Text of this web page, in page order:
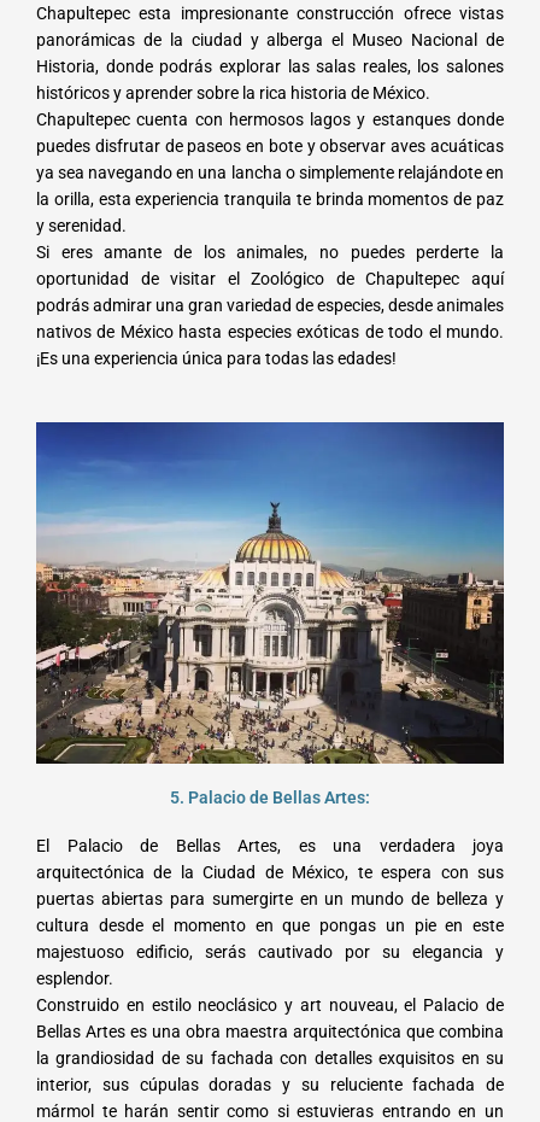
Chapultepec esta impresionante construcción ofrece vistas
panorámicas de la ciudad y alberga el Museo Nacional de
Historia, donde podrás explorar las salas reales, los salones
históricos y aprender sobre la rica historia de México.
Chapultepec cuenta con hermosos lagos y estanques donde
puedes disfrutar de paseos en bote y observar aves acuáticas
ya sea navegando en una lancha o simplemente relajándote en
la orilla, esta experiencia tranquila te brinda momentos de paz
y serenidad.
Si eres amante de los animales, no puedes perderte la
oportunidad de visitar el Zoológico de Chapultepec aquí
podrás admirar una gran variedad de especies, desde animales
nativos de México hasta especies exóticas de todo el mundo.
¡Es una experiencia única para todas las edades!
5. Palacio de Bellas Artes:
El Palacio de Bellas Artes, es una verdadera joya
arquitectónica de la Ciudad de México, te espera con sus
puertas abiertas para sumergirte en un mundo de belleza y
cultura desde el momento en que pongas un pie en este
majestuoso edificio, serás cautivado por su elegancia y
esplendor.
Construido en estilo neoclásico y art nouveau, el Palacio de
Bellas Artes es una obra maestra arquitectónica que combina
la grandiosidad de su fachada con detalles exquisitos en su
interior, sus cúpulas doradas y su reluciente fachada de
mármol te harán sentir como si estuvieras entrando en un